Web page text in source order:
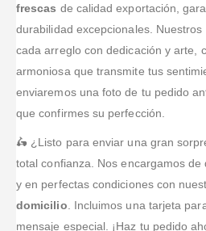
frescas de calidad exportación,
durabilidad excepcionales.
cada arreglo con dedicación y arte,
armoniosa que transmite tus
enviaremos una foto de tu pedido
que confirmes su perfección.
🛵 ¿Listo para enviar una gran
total confianza. Nos encargamos
y en perfectas condiciones con
domicilio . Incluimos una tarjeta
mensaje especial. ¡Haz tu pedido